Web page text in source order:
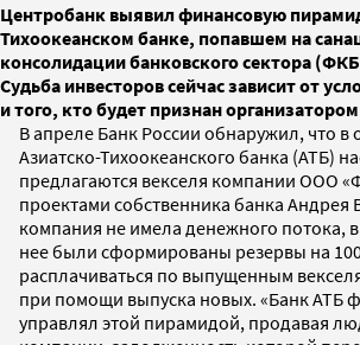
Центробанк выявил финансовую
Тихоокеанском банке, попавшем на
консолидации банковского сектора
Судьба инвесторов сейчас зависит от
и того, кто будет признан
В апреле Банк России обнаружил, что в
Азиатско-Тихоокеанского банка (АТБ)
предлагаются векселя компании ООО
проектами собственника банка Андрея
компания не имела денежного потока,
нее были сформированы резервы на
расплачиваться по выпущенным
при помощи выпуска новых. «Банк АТБ
управлял этой пирамидой, продавая